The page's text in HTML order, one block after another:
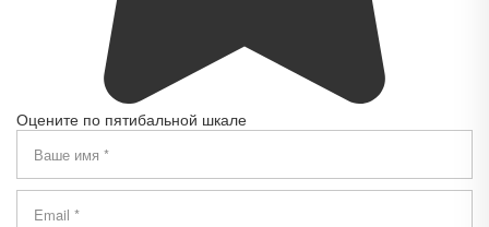
Оцените по пятибальной шкале